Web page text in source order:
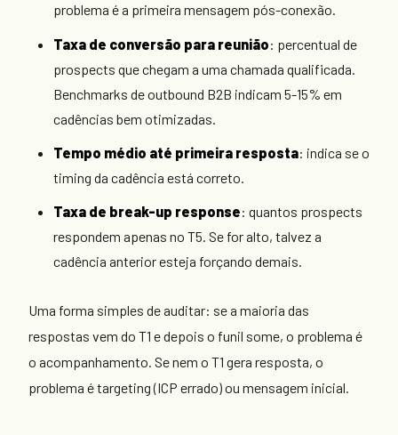
problema é a primeira mensagem pós-conexão.
Taxa de conversão para reunião: percentual de
prospects que chegam a uma chamada qualificada.
Benchmarks de outbound B2B indicam 5-15% em
cadências bem otimizadas.
Tempo médio até primeira resposta: indica se o
timing da cadência está correto.
Taxa de break-up response: quantos prospects
respondem apenas no T5. Se for alto, talvez a
cadência anterior esteja forçando demais.
Uma forma simples de auditar: se a maioria das
respostas vem do T1 e depois o funil some, o problema é
o acompanhamento. Se nem o T1 gera resposta, o
problema é targeting (ICP errado) ou mensagem inicial.